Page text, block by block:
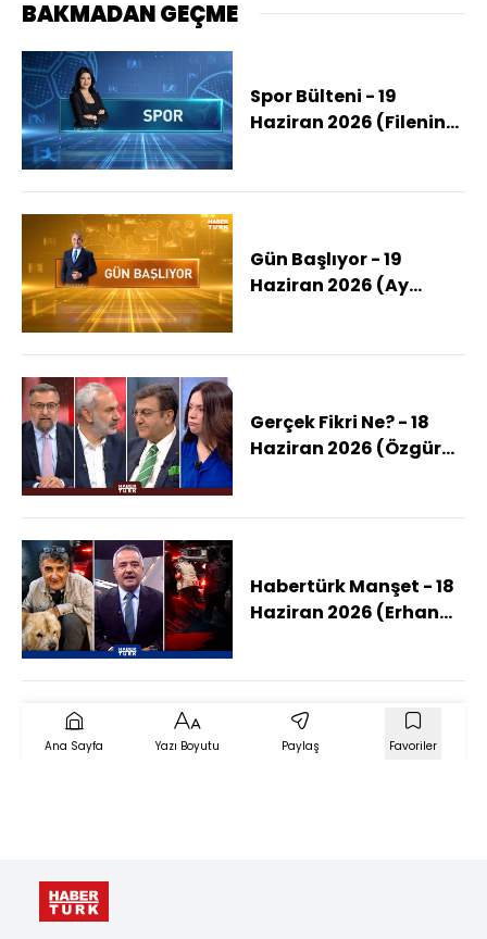
BAKMADAN GEÇME
Spor Bülteni - 19
Haziran 2026 (Filenin
Gün Başlıyor - 19
Haziran 2026 (Ay
Gerçek Fikri Ne? - 18
Haziran 2026 (Özgür
Habertürk Manşet - 18
Haziran 2026 (Erhan
Ana Sayfa Yazı Boyutu Paylaş Favoriler